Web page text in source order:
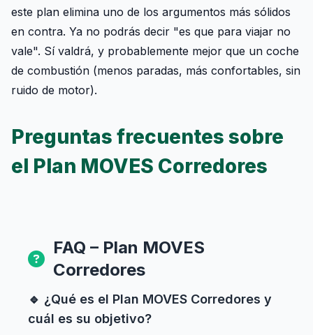
este plan elimina uno de los argumentos más sólidos
en contra. Ya no podrás decir "es que para viajar no
vale". Sí valdrá, y probablemente mejor que un coche
de combustión (menos paradas, más confortables, sin
ruido de motor).
Preguntas frecuentes sobre
el Plan MOVES Corredores
FAQ – Plan MOVES
Corredores
🔹 ¿Qué es el Plan MOVES Corredores y
cuál es su objetivo?